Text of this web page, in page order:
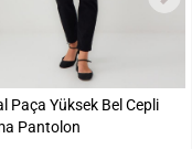
Paça Yüksek Bel Cepli
Pantolon